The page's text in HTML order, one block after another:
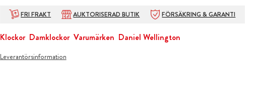
FRI FRAKT AUKTORISERAD BUTIK FÖRSÄKRING & GARANTI
Klockor Damklockor Varumärken Daniel Wellington
Leverantörsinformation